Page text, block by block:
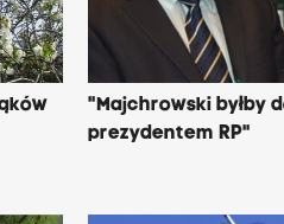
"Majchrowski byłby
prezydentem RP"